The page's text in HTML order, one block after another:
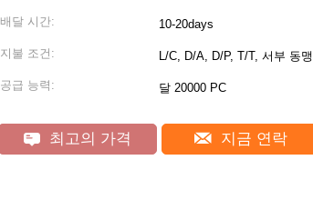
배달 시간: 10-20days
지불 조건: L/C, D/A, D/P, T/T, 서부 동맹
공급 능력: 달 20000 PC
최고의 가격 지금 연락